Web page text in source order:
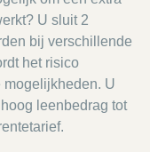
U sluit 2
bij verschillende
het risico
mogelijkheden. U
leenbedrag tot